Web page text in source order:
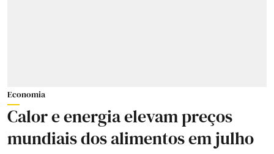
Economia
Calor e energia elevam preços
mundiais dos alimentos em julho